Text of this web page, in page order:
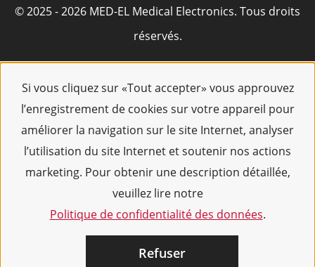
Si vous cliquez sur «Tout accepter» vous approuvez
l’enregistrement de cookies sur votre appareil pour
améliorer la navigation sur le site Internet, analyser
l’utilisation du site Internet et soutenir nos actions
marketing. Pour obtenir une description détaillée,
veuillez lire notre
Politique de confidentialité des données.
Refuser
© 2025 - 2026 MED-EL Medical Electronics. Tous droits
réservés.